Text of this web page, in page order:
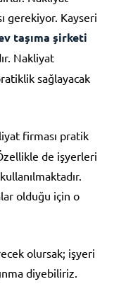
gerekiyor. Kayseri
taşıma şirketi
Nakliyat
sağlayacak
firması pratik
de işyerleri
olduğu için o
olursak; işyeri
diyebiliriz.